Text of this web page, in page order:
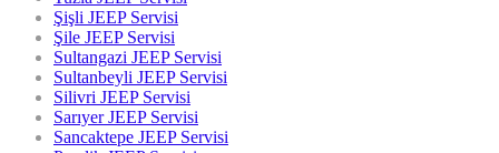
Şişli JEEP Servisi
Şile JEEP Servisi
Sultangazi JEEP Servisi
Sultanbeyli JEEP Servisi
Silivri JEEP Servisi
Sarıyer JEEP Servisi
Sancaktepe JEEP Servisi